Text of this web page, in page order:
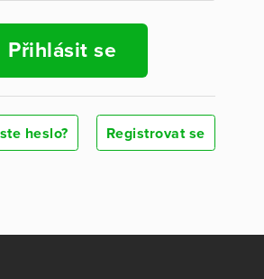
Přihlásit se
heslo? Registrovat se